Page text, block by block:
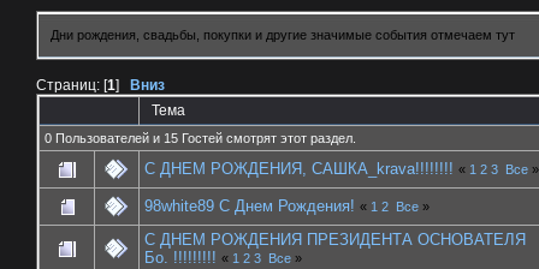
Дни рождения, свадьбы, покупки и другие значимые события отмечаем тут
Страниц: [1]
Вниз
Тема
0 Пользователей и 15 Гостей смотрят этот раздел.
C ДНЕМ РОЖДЕНИЯ, САШКА_krava!!!!!!!! « 1 2 3 Все »
98white89 С Днем Рождения! « 1 2 Все »
С ДНЕМ РОЖДЕНИЯ ПРЕЗИДЕНТА ОСНОВАТЕЛЯ
Бо. !!!!!!!!! « 1 2 3 Все »